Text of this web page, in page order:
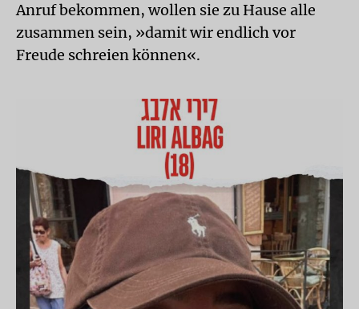
Anruf bekommen, wollen sie zu Hause alle
zusammen sein, »damit wir endlich vor
Freude schreien können«.